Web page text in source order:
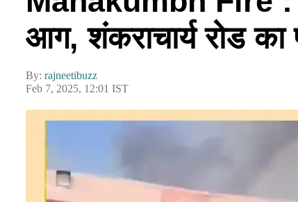
आग, शंकराचार्य रोड
By: rajneetibuzz
Feb 7, 2025, 12:01 IST